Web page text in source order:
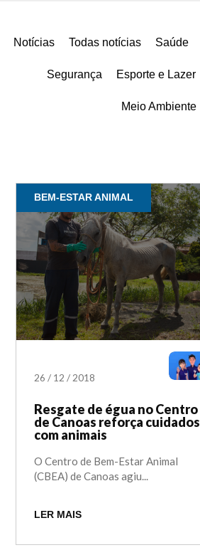
Notícias Todas notícias Saúde
Segurança Esporte e Lazer
Meio Ambiente
BEM-ESTAR ANIMAL
26 / 12 /2018
Resgate de égua no Centro
de Canoas reforça cuidados
com animais
O Centro de Bem-Estar Animal
(CBEA) de Canoas agiu...
LER MAIS